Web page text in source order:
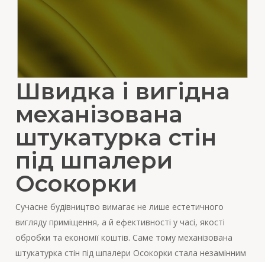
Швидка і вигідна
механізована
штукатурка стін
під шпалери
Осокорки
Сучасне будівництво вимагає не лише естетичного
вигляду приміщення, а й ефективності у часі, якості
обробки та економії коштів. Саме тому механізована
штукатурка стін під шпалери Осокорки стала незамінним